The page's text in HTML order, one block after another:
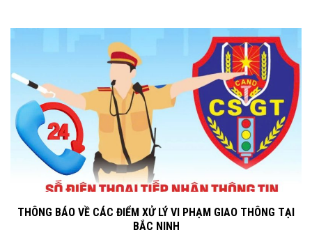
THÔNG BÁO VỀ CÁC ĐIỂM XỬ LÝ VI PHẠM GIAO THÔNG TẠI
BẮC NINH